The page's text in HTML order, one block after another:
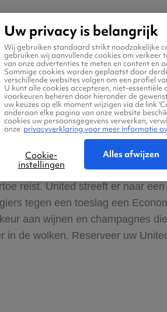
dan 5.200 dagelijkse vluchten
jaarlijks zo’n 149 miljoen
United werkt samen
zijn vluchten goed op
op de plaats van
Het vliegen met
aan boord
ervaring zijn vanaf het
reist. United streeft er naar
tegen een toeslag een
aan wijnen en champagnes
in de wolken. Reserveer uw
Uw privacy is belangrijk
Wij gebruiken standaard strikt noodzakelijke
gebruiken wij aanvullende cookies om verkeer
van onze advertenties te meten en content en
Sommige cookies worden geplaatst door
verschillende websites volgen om een profiel
U kunt alle cookies accepteren, niet-essentiële
voorkeuren beheren door hieronder de
uw keuzes op elk moment wijzigen via de link
onderaan elke pagina van onze website
cookies uw persoonsgegevens verwerken,
onze privacyverklaring voor meer informatie
Cookie-
instellingen
Alles afwijzen